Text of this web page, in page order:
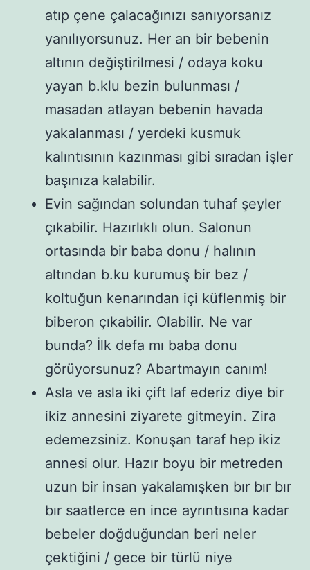
atıp çene çalacağınızı sanıyorsanız
yanılıyorsunuz. Her an bir bebenin
altının değiştirilmesi / odaya koku
yayan b.klu bezin bulunması /
masadan atlayan bebenin havada
yakalanması / yerdeki kusmuk
kalıntısının kazınması gibi sıradan işler
başınıza kalabilir.
Evin sağından solundan tuhaf şeyler
çıkabilir. Hazırlıklı olun. Salonun
ortasında bir baba donu / halının
altından b.ku kurumuş bir bez /
koltuğun kenarından içi küflenmiş bir
biberon çıkabilir. Olabilir. Ne var
bunda? İlk defa mı baba donu
görüyorsunuz? Abartmayın canım!
Asla ve asla iki çift laf ederiz diye bir
ikiz annesini ziyarete gitmeyin. Zira
edemezsiniz. Konuşan taraf hep ikiz
annesi olur. Hazır boyu bir metreden
uzun bir insan yakalamışken bır bır bır
bır saatlerce en ince ayrıntısına kadar
bebeler doğduğundan beri neler
çektiğini / gece bir türlü niye